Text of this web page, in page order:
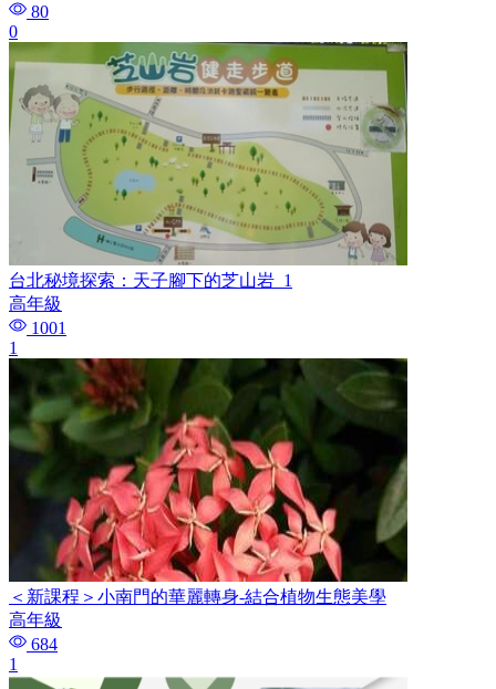
80
0
台北秘境探索：天子腳下的芝山岩_1
高年級
1001
1
＜新課程＞小南門的華麗轉身-結合植物生態美學
高年級
684
1